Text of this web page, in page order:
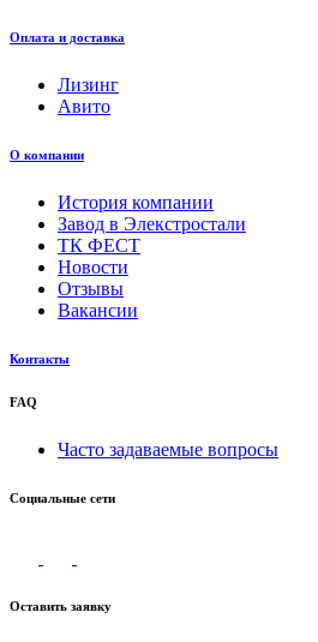
Оплата и доставка
Лизинг
Авито
О компании
История компании
Завод в Элекстростали
ТК ФЕСТ
Новости
Отзывы
Вакансии
Контакты
FAQ
Часто задаваемые вопросы
Социальные сети
Оставить заявку